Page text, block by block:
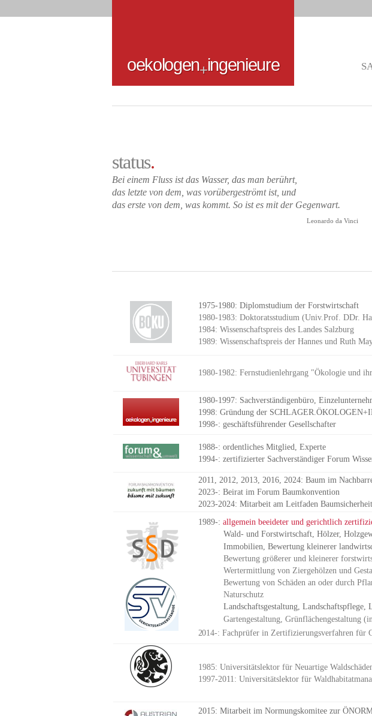
oekologen+ingenieure
status.
Bei einem Fluss ist das Wasser, das man berührt,
das letzte von dem, was vorübergeströmt ist, und
das erste von dem, was kommt. So ist es mit der Gegenwart.
Leonardo da Vinci
1975-1980: Diplomstudium der Forstwirtschaft
1980-1983: Doktoratsstudium (Univ.Prof. DDr.
1984: Wissenschaftspreis des Landes Salzburg
1989: Wissenschaftspreis der Hannes und Ruth
1980-1982: Fernstudienlehrgang "Ökologie und
1980-1997: Sachverständigenbüro
1998: Gründung der S
1998-: geschäftsführender Gesellschafter
1988-: ordentliches Mitglied, Experte
1994-: zertifizierter Sachverständiger Forum
2011, 2012, 2013, 2016, 2024: Baum im
2023-: Beirat im Forum Baumkonvention
2023-2024: Mitarbeit am Leitfaden
1989-: allgemein beeideter und gerichtlich
Wald- und Forstwirtschaft, Hölzer,
Immobilien, Bewertung kleinerer
Bewertung größerer und kleinerer
Wertermittlung von Ziergehölzen und
Bewertung von Schäden an oder durch
Naturschutz
Landschaftsgestaltung, Landschaftspflege,
Gartengestaltung, Grünflächengestaltung
2014-: Fachprüfer in Zertifizierungsverfahren für
1985: Universitätslektor für Neuartige Waldsch
1997-2011: Universitätslektor für
2015: Mitarbeit im Normungskomitee zur